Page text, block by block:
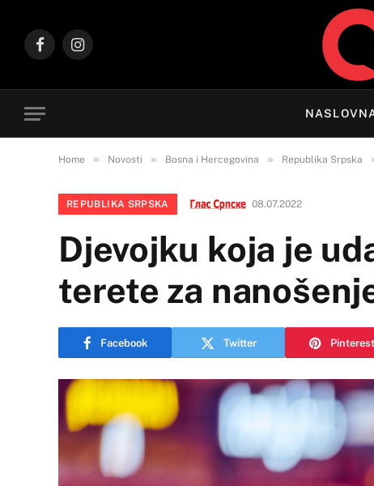
FacebookInstagram
Home » Novosti » Bosna i Hercegovina » Republika Srpska
REPUBLIKA SRPSKA 08.07.2022
Djevojku koja je
terete za
Facebook Twitter Pinterest